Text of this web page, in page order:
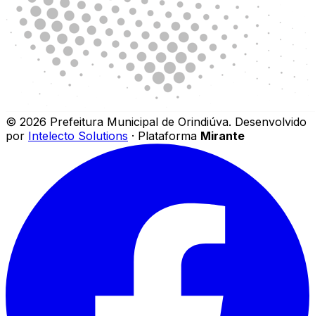
© 2026 Prefeitura Municipal de Orindiúva. Desenvolvido
por Intelecto Solutions · Plataforma Mirante